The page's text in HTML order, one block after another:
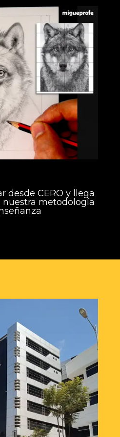
desde CERO y llega
nuestra metodología